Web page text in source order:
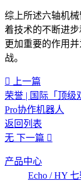
综上所述六轴机
着技术的不断进
更加重要的作用
战。‍
上一篇
荣誉 | 国际「顶
Pro协作机器人
返回列表
无 下一篇
产品中心
Echo / HY